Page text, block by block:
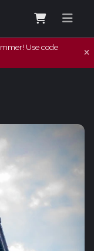
Use code